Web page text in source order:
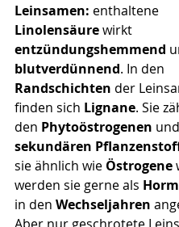
Leinsamen: enthaltene
Linolensäure wirkt
entzündungshemmend
blutverdünnend. In den
Randschichten der
finden sich Lignane. Sie
den Phytoöstrogenen
sekundären
sie ähnlich wie Östrogene
werden sie gerne als
in den Wechseljahren
Aber nur geschrotete